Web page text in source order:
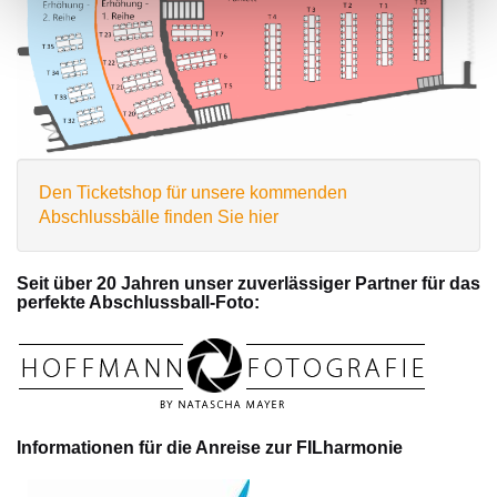
Den Ticketshop für unsere kommenden
Abschlussbälle finden Sie hier
Seit über 20 Jahren unser zuverlässiger Partner für das
perfekte Abschlussball-Foto:
Informationen für die Anreise zur FILharmonie